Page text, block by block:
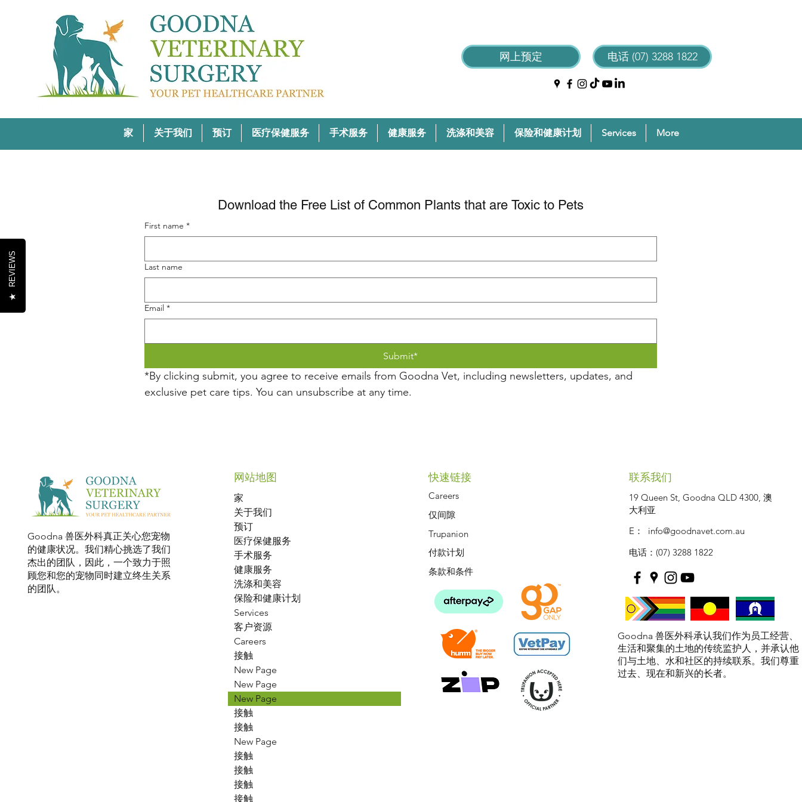
网上预定 电话 (07) 3288 1822
家 关于我们 预订 医疗保健服务 手术服务 健康服务 洗涤和美容 保险和健康计划 Services More
Download the Free List of Common Plants that are Toxic to Pets
First name *
Last name
Email *
Submit*
*By clicking submit, you agree to receive emails from Goodna Vet, including newsletters, updates, and
exclusive pet care tips. You can unsubscribe at any time.
Goodna 兽医外科真正关心您宠物
的健康状况。我们精心挑选了我们
杰出的团队，因此，一个致力于照
顾您和您的宠物同时建立终生关系
的团队。
网站地图
家
关于我们
预订
医疗保健服务
手术服务
健康服务
洗涤和美容
保险和健康计划
Services
客户资源
Careers
接触
New Page
New Page
New Page
接触
接触
New Page
接触
接触
接触
接触
快速链接
Careers
仅间隙
Trupanion
付款计划
条款和条件
联系我们
19 Queen St, Goodna QLD 4300, 澳
大利亚
E： info@goodnavet.com.au
电话：(07) 3288 1822
Goodna 兽医外科承认我们作为员工经营、
生活和聚集的土地的传统监护人，并承认他
们与土地、水和社区的持续联系。我们尊重
过去、现在和新兴的长者。
★
REVIEWS